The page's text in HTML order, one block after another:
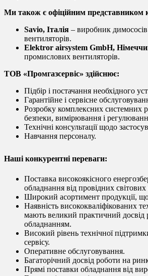
Ми також є офіційним представником
Savio, Італія – виробник
вентиляторів.
Elektror airsystem GmbH,
промислових вентиляторів.
ТОВ «Промгазсервіс» здійснює:
Підбір і постачання необхідного
Гарантійне і сервісне
Розробку комплексних системних
безпеки, вимірювання і
Технічні консультації щодо
Навчання персоналу.
Наші конкурентні переваги:
Поставка високоякісного
обладнання від провідних
Широкий асортимент продукції, що
Наявність висококваліфікованих
мають великий практичний досвід
обладнанням.
Високий рівень технічної
сервісу.
Оперативне обслуговування.
Багаторічний досвід роботи на
Прямі поставки обладнання від